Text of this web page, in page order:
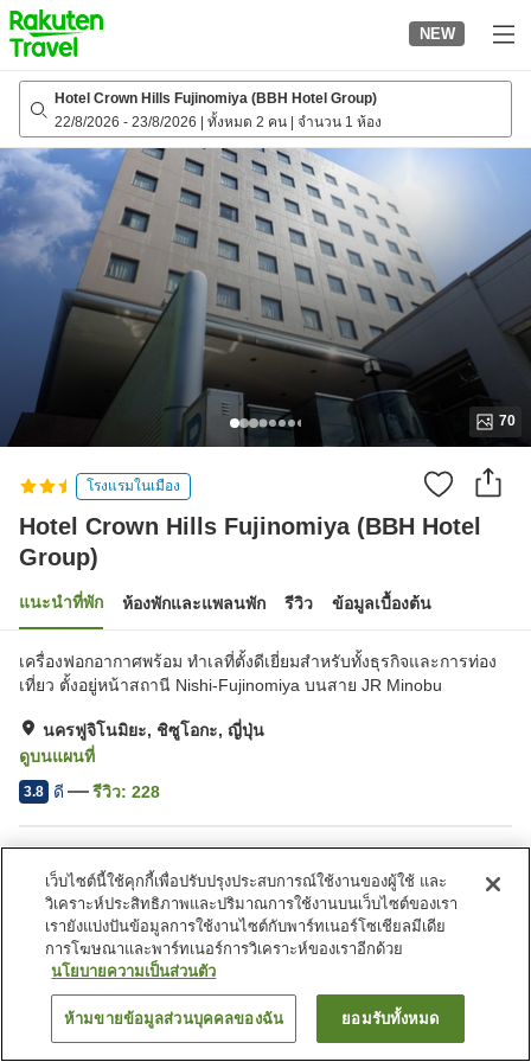
to
top
page
NEW
Hotel Crown Hills Fujinomiya (BBH Hotel Group)
22/8/2026 - 23/8/2026 ทั้งหมด 2 คน จำนวน 1 ห้อง
70
โรงแรมในเมือง
Hotel Crown Hills Fujinomiya (BBH Hotel
Group)
แนะนำที่พัก ห้องพักและแพลนพัก รีวิว ข้อมูลเบื้องต้น
เครื่องฟอกอากาศพร้อม ทำเลที่ตั้งดีเยี่ยมสำหรับทั้งธุรกิจและการท่อง
เที่ยว ตั้งอยู่หน้าสถานี Nishi-Fujinomiya บนสาย JR Minobu
นครฟูจิโนมิยะ, ชิซูโอกะ, ญี่ปุ่น
ดูบนแผนที่
3.8 ดี รีวิว: 228
ที่จอดรถ
ตู้จำหน่ายอัตโนมัติ
ห้องอาบน้ำใหญ่
บริการซักผ้า (มีค่าบริการ)
หน้าแรก ญี่ปุ่น ชิซูโอกะ
Hotel Crown Hills Fujinomiya (BBH Hotel Group)
ค้นหาห้องพัก
เว็บไซต์นี้ใช้คุกกี้เพื่อปรับปรุงประสบการณ์ใช้งานของผู้ใช้ และ
วิเคราะห์ประสิทธิภาพและปริมาณการใช้งานบนเว็บไซต์ของเรา
เรายังแบ่งปันข้อมูลการใช้งานไซต์กับพาร์ทเนอร์โซเชียลมีเดีย
การโฆษณาและพาร์ทเนอร์การวิเคราะห์ของเราอีกด้วย
นโยบายความเป็นส่วนตัว
ห้ามขายข้อมูลส่วนบุคคลของฉัน ยอมรับทั้งหมด